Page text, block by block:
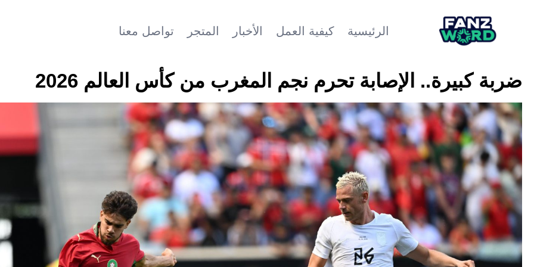
الرئيسية كيفية العمل الأخبار المتجر تواصل معنا
ضربة كبيرة.. الإصابة تحرم نجم المغرب من كأس العالم 2026